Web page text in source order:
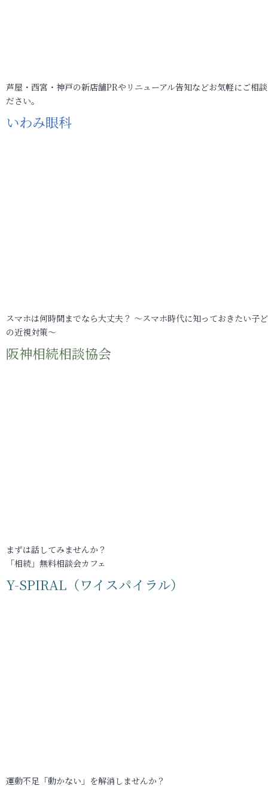
芦屋・西宮・神戸の新店舗PRやリニューアル告知などお気軽にご相
ださい。
いわみ眼科
スマホは何時間までなら大丈夫？ ～スマホ時代に知っておきたい子
の近視対策～
阪神相続相談協会
まずは話してみませんか？
「相続」無料相談会カフェ
Y-SPIRAL（ワイスパイラル）
運動不足「動かない」を解消しませんか？